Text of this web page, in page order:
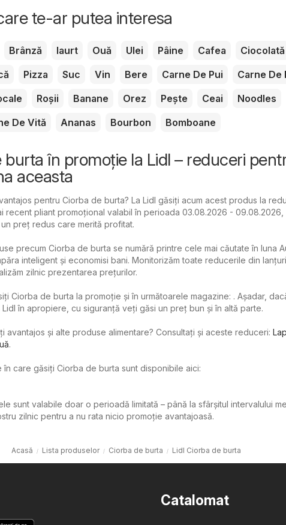
te-ar putea interesa
Brânză Iaurt Ouă Ulei Pâine Cafea
Ciocolată
Pizza Suc Vin Bere Carne De Pui
Carne De
Roșii Banane Orez Pește Ceai
Noodles
De Vită Ananas Bourbon Bomboane
burta în promoție la Lidl – reduceri
aceasta
pentru Ciorba de burta? La Lidl găsiți acum acest produs la
recent pliant promoțional valabil în perioada 03.08.2026 - 09.08.2026,
preț redus care merită profitat.
precum Ciorba de burta se numără printre cele mai căutate în luna
inteligent și economisi bani. Monitorizăm toate reducerile din
zilnic prezentarea prețurilor.
Ciorba de burta la promoție și în următoarele magazine: . Așadar,
în apropiere, cu siguranță veți găsi un preț bun și în altă parte.
avantajos și alte produse alimentare? Consultați și aceste reduceri:
.
în care găsiți Ciorba de burta sunt disponibile aici:
sunt valabile doar o perioadă limitată – până la sfârșitul intervalului
zilnic pentru a nu rata nicio promoție avantajoasă.
Acasă Lista produselor Ciorba de burta Lidl Ciorba de burta
Catalomat